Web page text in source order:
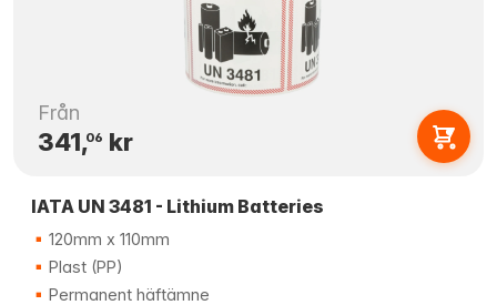
Från
341,06 kr
IATA UN 3481 - Lithium Batteries
120mm x 110mm
Plast (PP)
Permanent häftämne